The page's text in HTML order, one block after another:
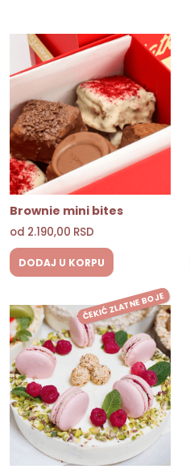
Brownie mini bites
od 2.190,00 RSD
DODAJ U KORPU
ČEKIĆ ZLATNE BOJE